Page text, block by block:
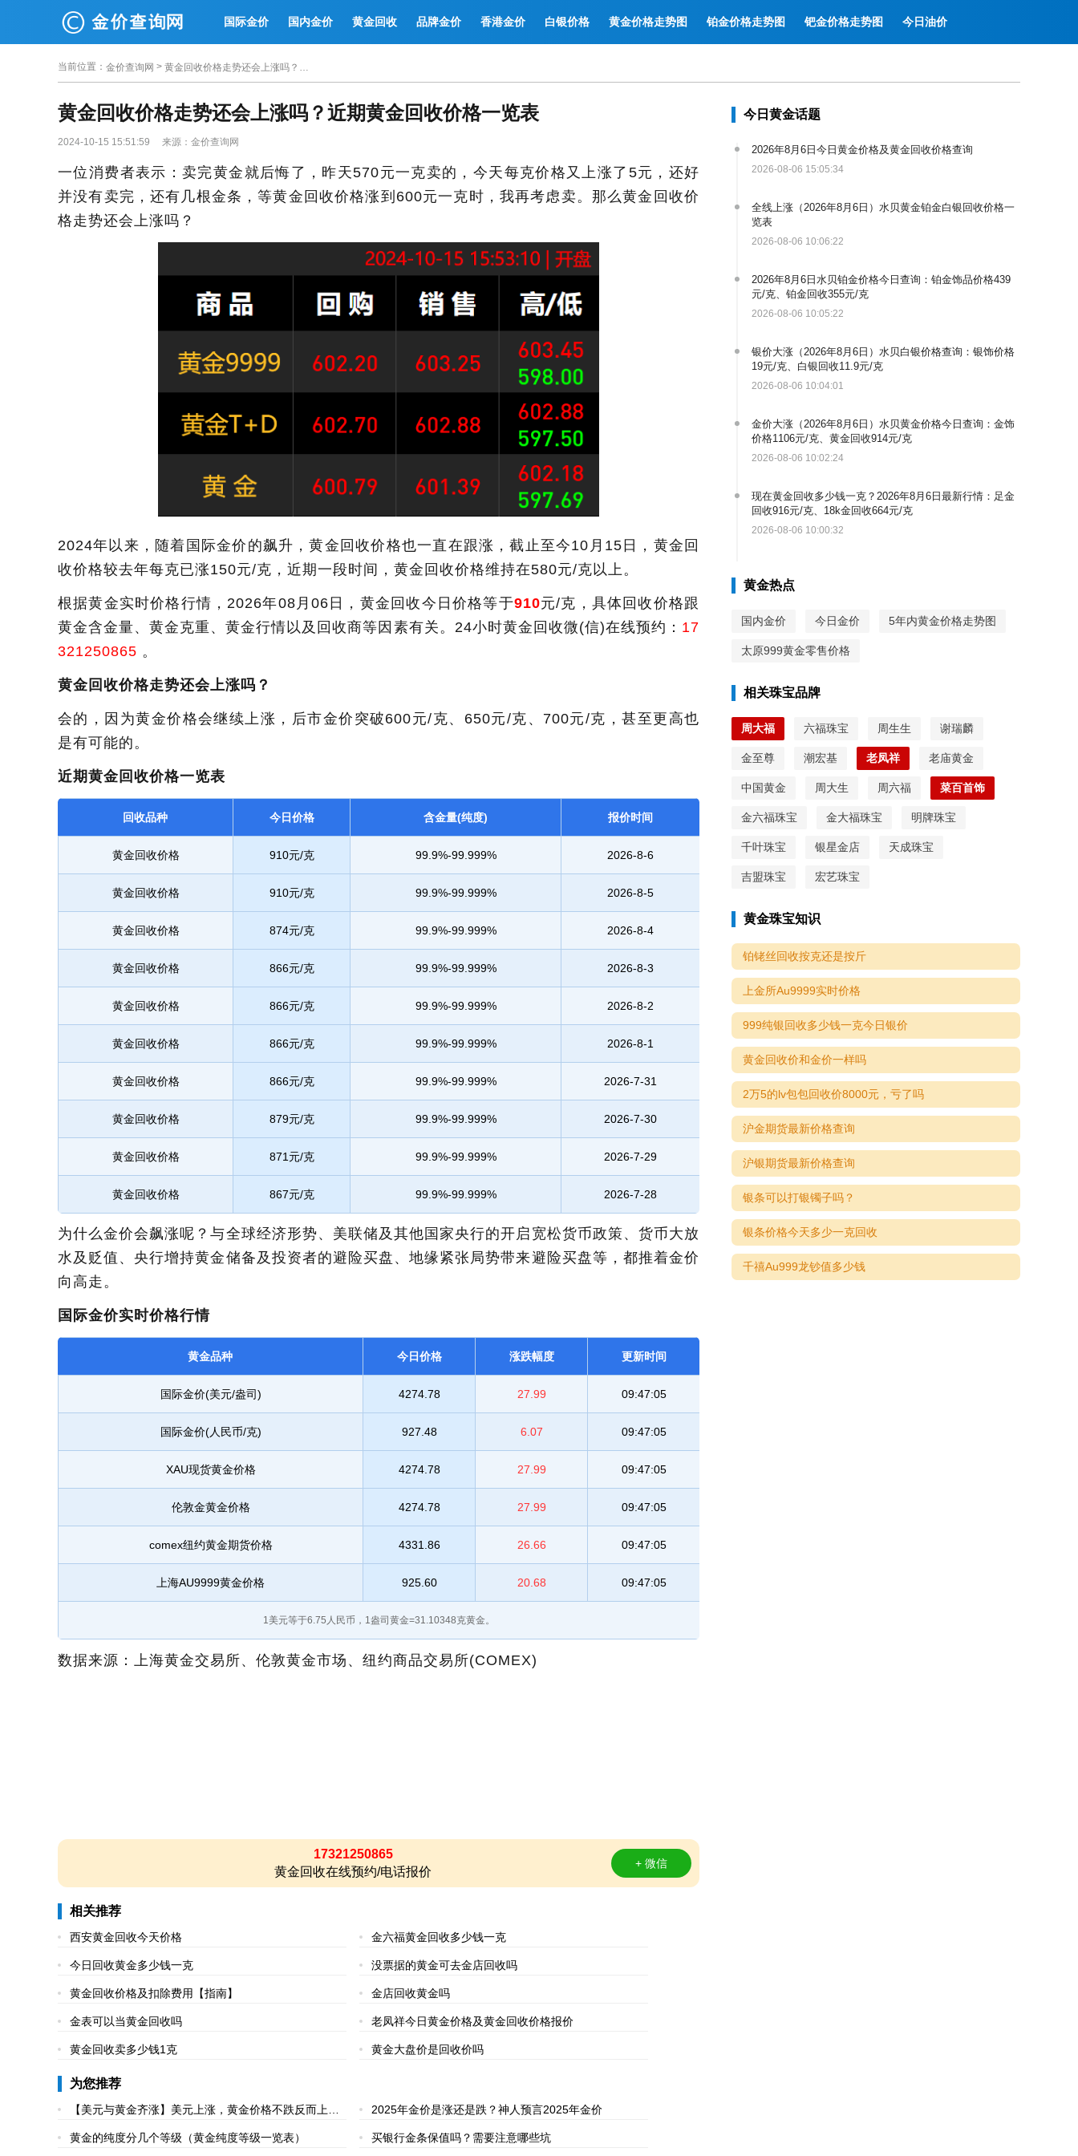
国际金价 国内金价 黄金回收 品牌金价 香港金价 白银价格 黄金价格走势图 铂金价格走势图 钯金价格走势图 今日油价
当前位置 ： 金价查询网 > 黄金回收价格走势还会上涨吗？近期黄金回收价格一览表
黄金回收价格走势还会上涨吗？近期黄金回收价格一览表
2024-10-15 15:51:59 来源：金价查询网
一位消费者表示：卖完黄金就后悔了，昨天570元一克卖的，今天每克价格又上涨了5元，还好
并没有卖完，还有几根金条，等黄金回收价格涨到600元一克时，我再考虑卖。那么黄金回收价
格走势还会上涨吗？
2024年以来，随着国际金价的飙升，黄金回收价格也一直在跟涨，截止至今10月15日，黄金回
收价格较去年每克已涨150元/克，近期一段时间，黄金回收价格维持在580元/克以上。
根据黄金实时价格行情，2026年08月06日，黄金回收今日价格等于910元/克，具体回收价格跟
黄金含金量、黄金克重、黄金行情以及回收商等因素有关。24小时黄金回收微(信)在线预约： 17
321250865 。
黄金回收价格走势还会上涨吗？
会的，因为黄金价格会继续上涨，后市金价突破600元/克、650元/克、700元/克，甚至更高也
是有可能的。
近期黄金回收价格一览表
回收品种 今日价格 含金量(纯度) 报价时间
黄金回收价格 910元/克 99.9%-99.999% 2026-8-6
黄金回收价格 910元/克 99.9%-99.999% 2026-8-5
黄金回收价格 874元/克 99.9%-99.999% 2026-8-4
黄金回收价格 866元/克 99.9%-99.999% 2026-8-3
黄金回收价格 866元/克 99.9%-99.999% 2026-8-2
黄金回收价格 866元/克 99.9%-99.999% 2026-8-1
黄金回收价格 866元/克 99.9%-99.999% 2026-7-31
黄金回收价格 879元/克 99.9%-99.999% 2026-7-30
黄金回收价格 871元/克 99.9%-99.999% 2026-7-29
黄金回收价格 867元/克 99.9%-99.999% 2026-7-28
为什么金价会飙涨呢？与全球经济形势、美联储及其他国家央行的开启宽松货币政策、货币大放
水及贬值、央行增持黄金储备及投资者的避险买盘、地缘紧张局势带来避险买盘等，都推着金价
向高走。
国际金价实时价格行情
黄金品种 今日价格 涨跌幅度 更新时间
国际金价(美元/盎司) 4274.78 27.99 09:47:05
国际金价(人民币/克) 927.48 6.07 09:47:05
XAU现货黄金价格 4274.78 27.99 09:47:05
伦敦金黄金价格 4274.78 27.99 09:47:05
comex纽约黄金期货价格 4331.86 26.66 09:47:05
上海AU9999黄金价格 925.60 20.68 09:47:05
1美元等于6.75 人民币，1盎司黄金=31.10348克黄金。
数据来源：上海黄金交易所、伦敦黄金市场、纽约商品交易所(COMEX)
17321250865
黄金回收在线预约/电话报价
+ 微信
相关推荐
西安黄金回收今天价格 金六福黄金回收多少钱一克
今日回收黄金多少钱一克 没票据的黄金可去金店回收吗
黄金回收价格及扣除费用【指南】 金店回收黄金吗
金表可以当黄金回收吗 老凤祥今日黄金价格及黄金回收价格报价
黄金回收卖多少钱1克 黄金大盘价是回收价吗
为您推荐
【美元与黄金齐涨】美元上涨，黄金价格不跌反而上涨
是什么原因
2025年金价是涨还是跌？神人预言2025年金价
黄金的纯度分几个等级（黄金纯度等级一览表） 买银行金条保值吗？需要注意哪些坑
今日黄金话题
2026年8月6日今日黄金价格及黄金回收价格查询
2026-08-06 15:05:34
全线上涨（2026年8月6日）水贝黄金铂金白银回收价格一
览表
2026-08-06 10:06:22
2026年8月6日水贝铂金价格今日查询：铂金饰品价格439
元/克、铂金回收355元/克
2026-08-06 10:05:22
银价大涨（2026年8月6日）水贝白银价格查询：银饰价格
19元/克、白银回收11.9元/克
2026-08-06 10:04:01
金价大涨（2026年8月6日）水贝黄金价格今日查询：金饰
价格1106元/克、黄金回收914元/克
2026-08-06 10:02:24
现在黄金回收多少钱一克？2026年8月6日最新行情：足金
回收916元/克、18k金回收664元/克
2026-08-06 10:00:32
黄金热点
国内金价 今日金价 5年内黄金价格走势图
太原999黄金零售价格
相关珠宝品牌
周大福 六福珠宝 周生生 谢瑞麟
金至尊 潮宏基 老凤祥 老庙黄金
中国黄金 周大生 周六福 菜百首饰
金六福珠宝 金大福珠宝 明牌珠宝
千叶珠宝 银星金店 天成珠宝
吉盟珠宝 宏艺珠宝
黄金珠宝知识
铂铑丝回收按克还是按斤
上金所Au9999实时价格
999纯银回收多少钱一克今日银价
黄金回收价和金价一样吗
2万5的lv包包回收价8000元，亏了吗
沪金期货最新价格查询
沪银期货最新价格查询
银条可以打银镯子吗？
银条价格今天多少一克回收
千禧Au999龙钞值多少钱